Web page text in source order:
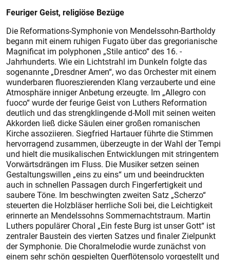
Feuriger Geist, religiöse Bezüge
Die Reformations-Symphonie von Mendelssohn-Bartholdy
begann mit einem ruhigen Fugato über das gregorianische
Magnificat im polyphonen „Stile antico“ des 16. ­
Jahrhunderts. Wie ein Lichtstrahl im Dunkeln folgte das
sogenannte „Dresdner Amen“, wo das Orchester mit einem
wunderbaren fluoreszierenden Klang verzauberte und eine
Atmosphäre inniger Anbetung erzeugte. Im „Allegro con
fuoco“ wurde der feurige Geist von Luthers Reformation
deutlich und das strengklingende d-Moll mit seinen weiten
Akkorden ließ dicke Säulen einer großen romanischen
Kirche assoziieren. Siegfried Hartauer führte die Stimmen
hervorragend zusammen, überzeugte in der Wahl der Tempi
und hielt die musikalischen Entwicklungen mit stringentem
Vorwärtsdrängen im Fluss. Die Musiker setzen seinen
Gestaltungswillen „eins zu eins“ um und beeindruckten
auch in schnellen Passagen durch Fingerfertigkeit und
saubere Töne. Im beschwingten zweiten Satz „Scherzo“
steuerten die Holzbläser herrliche Soli bei, die Leichtigkeit
erinnerte an Mendelssohns Sommernachtstraum. Martin
Luthers populärer Choral „Ein feste Burg ist unser Gott“ ist
zentraler Baustein des vierten Satzes und finaler Zielpunkt
der Symphonie. Die Choralmelodie wurde zunächst von
einem sehr schön gespielten Querflötensolo vorgestellt und